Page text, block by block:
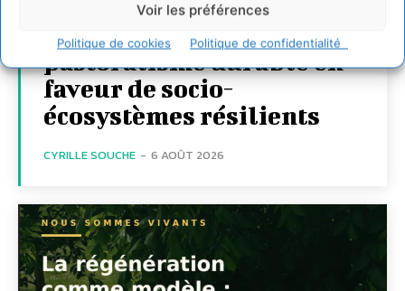
Voir les préférences
Politique de cookies Politique de confidentialité
Soutenir un
pastoralisme durable en
faveur de socio-
écosystèmes résilients
CYRILLE SOUCHE - 6 AOÛT 2026